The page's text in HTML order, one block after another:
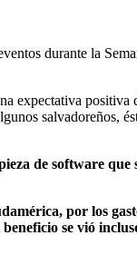
durante la
expectativa positiva
salvadoreños,
de software que
por los
se vió